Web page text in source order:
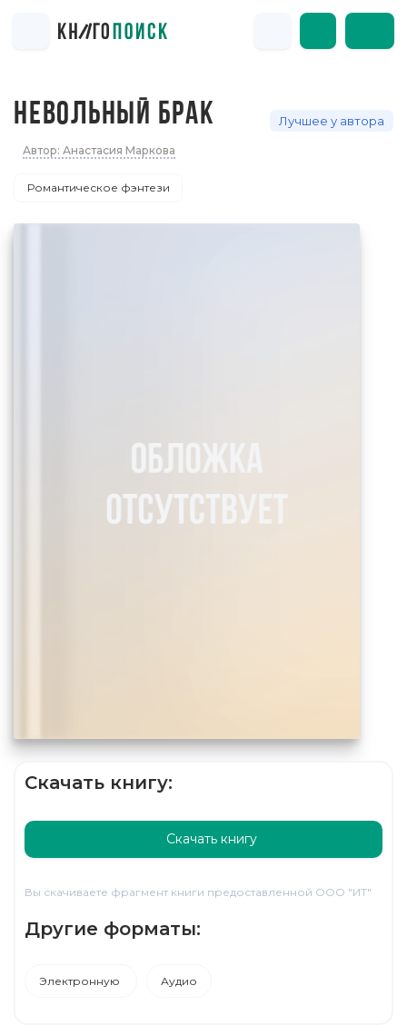
НЕВОЛЬНЫЙ БРАК Лучшее у автора
Автор: Анастасия Маркова
Романтическое фэнтези
Скачать книгу:
Скачать книгу
Вы скачиваете фрагмент книги предоставленной ООО "ИТ"
Другие форматы:
Электронную Аудио